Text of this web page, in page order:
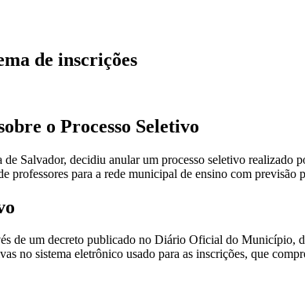
de inscrições
o Processo Seletivo
Salvador, decidiu anular um processo seletivo realizado
professores para a rede municipal de ensino com previsão
de um decreto publicado no Diário Oficial do Município,
no sistema eletrônico usado para as inscrições, que